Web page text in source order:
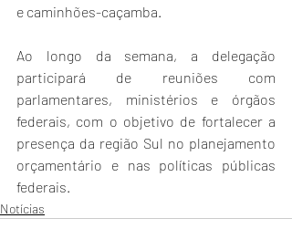
e caminhões-caçamba.
Ao longo da semana, a delegação
participará de reuniões com
parlamentares, ministérios e órgãos
federais, com o objetivo de fortalecer a
presença da região Sul no planejamento
orçamentário e nas políticas públicas
federais.
Notícias